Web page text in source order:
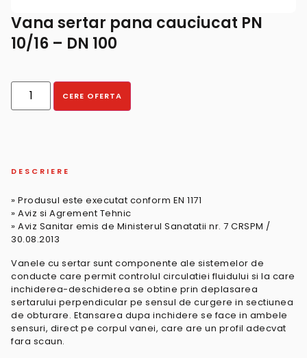
Vana sertar pana cauciucat PN
10/16 – DN 100
CERE OFERTA
DESCRIERE
» Produsul este executat conform EN 1171
» Aviz si Agrement Tehnic
» Aviz Sanitar emis de Ministerul Sanatatii nr. 7 CRSPM /
30.08.2013
Vanele cu sertar sunt componente ale sistemelor de
conducte care permit controlul circulatiei fluidului si la care
inchiderea-deschiderea se obtine prin deplasarea
sertarului perpendicular pe sensul de curgere in sectiunea
de obturare. Etansarea dupa inchidere se face in ambele
sensuri, direct pe corpul vanei, care are un profil adecvat
fara scaun.